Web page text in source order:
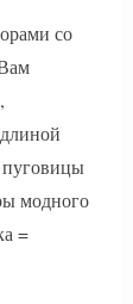
со
модного
=